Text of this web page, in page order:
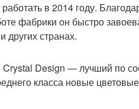
в 2014 году.
фабрики он быстро
других странах.
Crystal Design — лучший по
класса новые